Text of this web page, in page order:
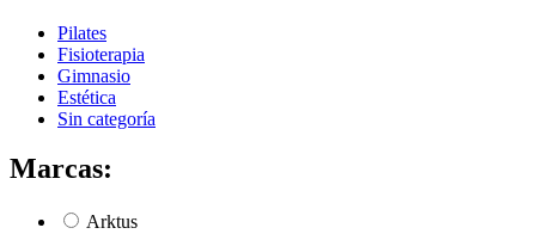
Pilates
Fisioterapia
Gimnasio
Estética
Sin categoría
Marcas:
Arktus